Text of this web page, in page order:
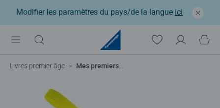
Modifier les paramètres du pays/de la langue ici
Livres premier âge Mes premiers chiffres